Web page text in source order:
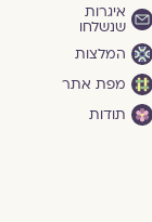
איגרות
שנשלחו
המלצות
מפת אתר
תודות